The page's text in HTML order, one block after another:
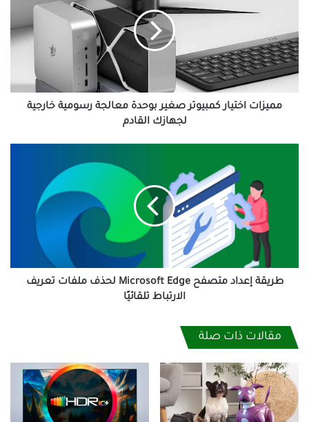
بوحدة
معالجة
رسومية
خارجية
القادممميزات اختيار كمبيوتر صغير بوحدة معالجة رسومية خارجية
لجهازك القادم
الارتباط
تلقائيًا
طريقة إعداد متصفح Microsoft Edge لحذف ملفات تعريف
الارتباط تلقائيًا
مقالات ذات صلة